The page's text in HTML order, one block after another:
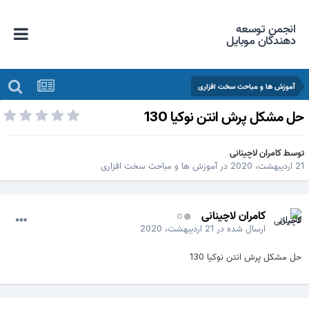
انجمن توسعه
دهندگان موبایل
آموزش ها و مباحث سخت افزاری
مشکل پرش انتن نوکیا 130
کامران لاچینانی
2020
درآموزش ها و مباحث سخت افزاری
کامران لاچینانی 0
ارسال شده در21 اردیبهشت، 2020
حل مشکل پرش انتن نوکیا 130